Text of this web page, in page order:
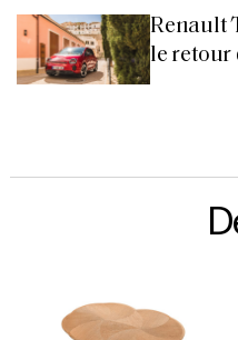
Renault
le retour